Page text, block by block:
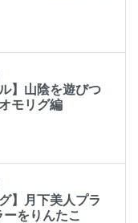
】山陰を遊びつ
モリグ編
】月下美人プラ
をりんたこ